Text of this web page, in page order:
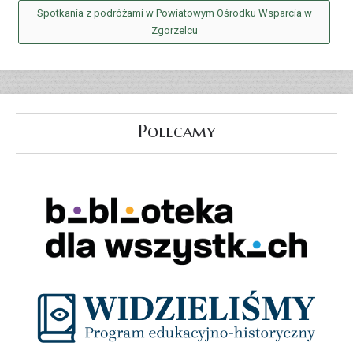
Spotkania z podróżami w Powiatowym Ośrodku Wsparcia w
Zgorzelcu
Polecamy